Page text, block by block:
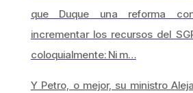
que Duque una reforma
incrementar los recursos del
coloquialmente: Ni m…
Y Petro, o mejor, su ministro